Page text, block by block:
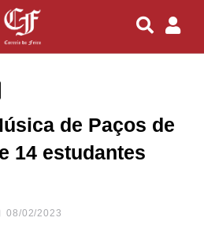
de Paços de
14 estudantes
08/02/2023